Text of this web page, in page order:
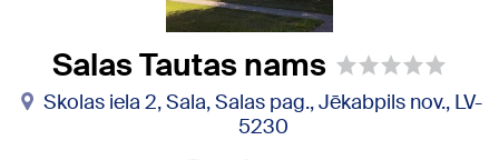
Salas Tautas nams
Skolas iela 2, Sala, Salas pag., Jēkabpils nov., LV-
5230